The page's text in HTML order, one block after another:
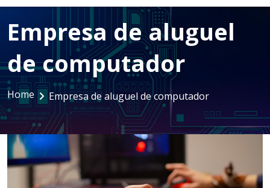
OUTSOURCING
LOCAÇÃO DE IMPRESSORAS
MULTIFUNCIONAIS
LOCAÇÃO DE IMPRESSORAS
TÉRMICAS
LOCAÇÃO DE NOTEBOOKS E
SMARTPHONES
GESTÃO DOCUMENTAL
ASSINATURA DIGITAL
ASSISTÊNCIA TÉCNICA
SUPRIMENTOS
SINALL VERDE
ARTIGOS
FALE CONOSCO
CONTATO
TRABALHE CONOSCO
Empresa de aluguel
de computador
Home Empresa de aluguel de computador